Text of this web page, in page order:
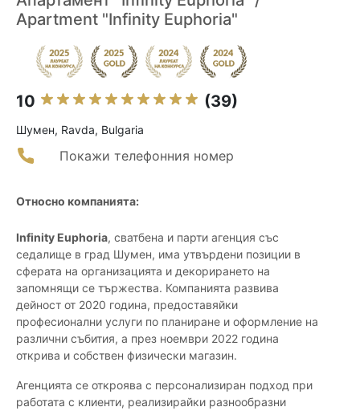
Apartment "Infinity Euphoria"
10 (39)
Шумен, Ravda, Bulgaria
Покажи телефонния номер
Относно компанията:
Infinity Euphoria, сватбена и парти агенция със
седалище в град Шумен, има утвърдени позиции в
сферата на организацията и декорирането на
запомнящи се тържества. Компанията развива
дейност от 2020 година, предоставяйки
професионални услуги по планиране и оформление на
различни събития, а през ноември 2022 година
открива и собствен физически магазин.
Агенцията се откроява с персонализиран подход при
работата с клиенти, реализирайки разнообразни